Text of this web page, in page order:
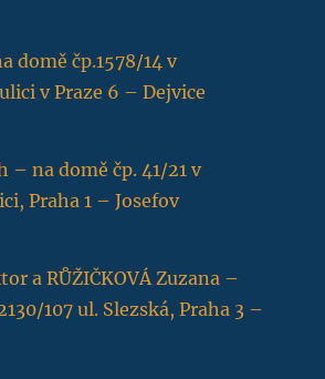
domě čp.1578/14 v
v Praze 6 – Dejvice
– na domě čp. 41/21 v
Praha 1 – Josefov
a RŮŽIČKOVÁ Zuzana –
107 ul. Slezská, Praha 3 –